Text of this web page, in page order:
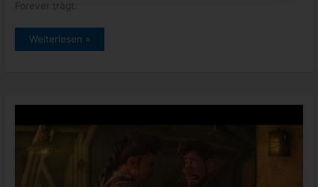
Forever trägt.
Marvel:
Wakanda
Weiterlesen »